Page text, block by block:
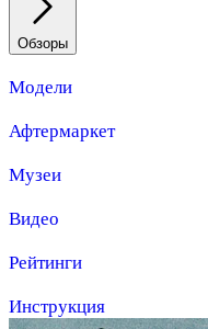
Обзоры
Модели
Афтермаркет
Музеи
Видео
Рейтинги
Инструкция